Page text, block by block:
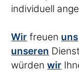
individuell
Wir freuen uns
unseren
würdenwir